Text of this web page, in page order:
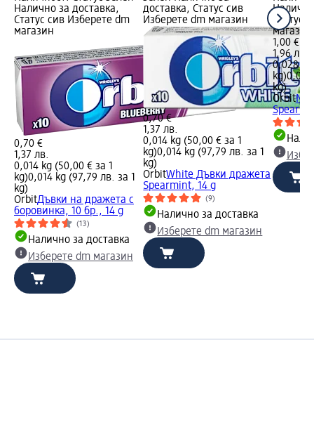
Налично за доставка,
Статус сив Изберете dm
магазин
0,70 €
1,37 лв.
0,014 kg (50,00 € за 1
kg)0,014 kg (97,79 лв. за 1
kg)
OrbitДъвки на дражета с
боровинка, 10 бр., 14 g
(13)
Налично за доставка
Изберете dm магазин
доставка, Статус сив
Изберете dm магазин
0,70 €
1,37 лв.
0,014 kg (50,00 € за 1
kg)0,014 kg (97,79 лв. за 1
kg)
OrbitWhite Дъвки дражета
Spearmint, 14 g
(9)
Налично за доставка
Изберете dm магазин
Статус
магазин
1,00 €
1,96 лв.
0,028 kg
kg)
kg)
Orbit